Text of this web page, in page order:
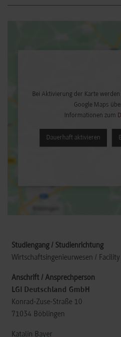
Bei Aktivierung der Karte
Google Maps
Informationen zum
Dauerhaft aktivieren
Wirtschaftsingenieurwesen /
LGI Deutschland GmbH
Konrad-Zuse-Straße 10
71034 Böblingen
Katalin Bayer